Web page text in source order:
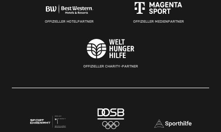
OFFIZIELLER HOTELPARTNER OFFIZIELLER MEDIENPARTNER
OFFIZIELLER CHARITY-PARTNER